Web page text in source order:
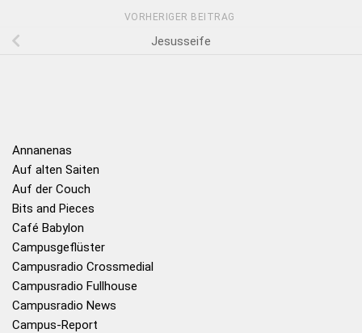
VORHERIGER BEITRAG
Jesusseife
Annanenas
Auf alten Saiten
Auf der Couch
Bits and Pieces
Café Babylon
Campusgeflüster
Campusradio Crossmedial
Campusradio Fullhouse
Campusradio News
Campus-Report